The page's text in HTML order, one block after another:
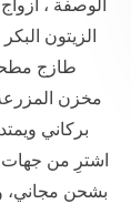
بشحن مجاني،